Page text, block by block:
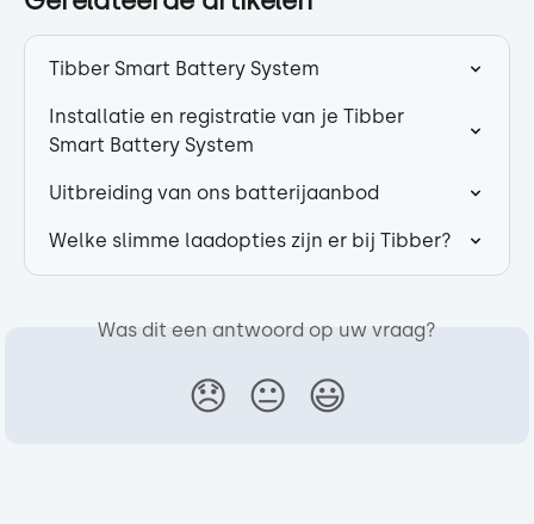
Tibber Smart Battery System
Installatie en registratie van je Tibber
Smart Battery System
Uitbreiding van ons batterijaanbod
Welke slimme laadopties zijn er bij Tibber?
Was dit een antwoord op uw vraag?
😞 😐 😃